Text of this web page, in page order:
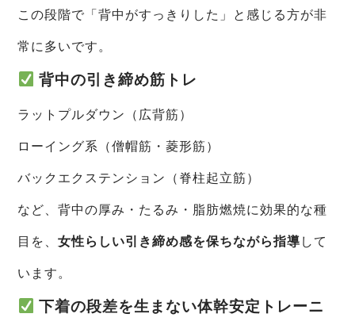
この段階で「背中がすっきりした」と感じる方が非
常に多いです。
背中の引き締め筋トレ
ラットプルダウン（広背筋）
ローイング系（僧帽筋・菱形筋）
バックエクステンション（脊柱起立筋）
など、背中の厚み・たるみ・脂肪燃焼に効果的な種
目を、女性らしい引き締め感を保ちながら指導 して
います。
下着の段差を生まない体幹安定トレーニ